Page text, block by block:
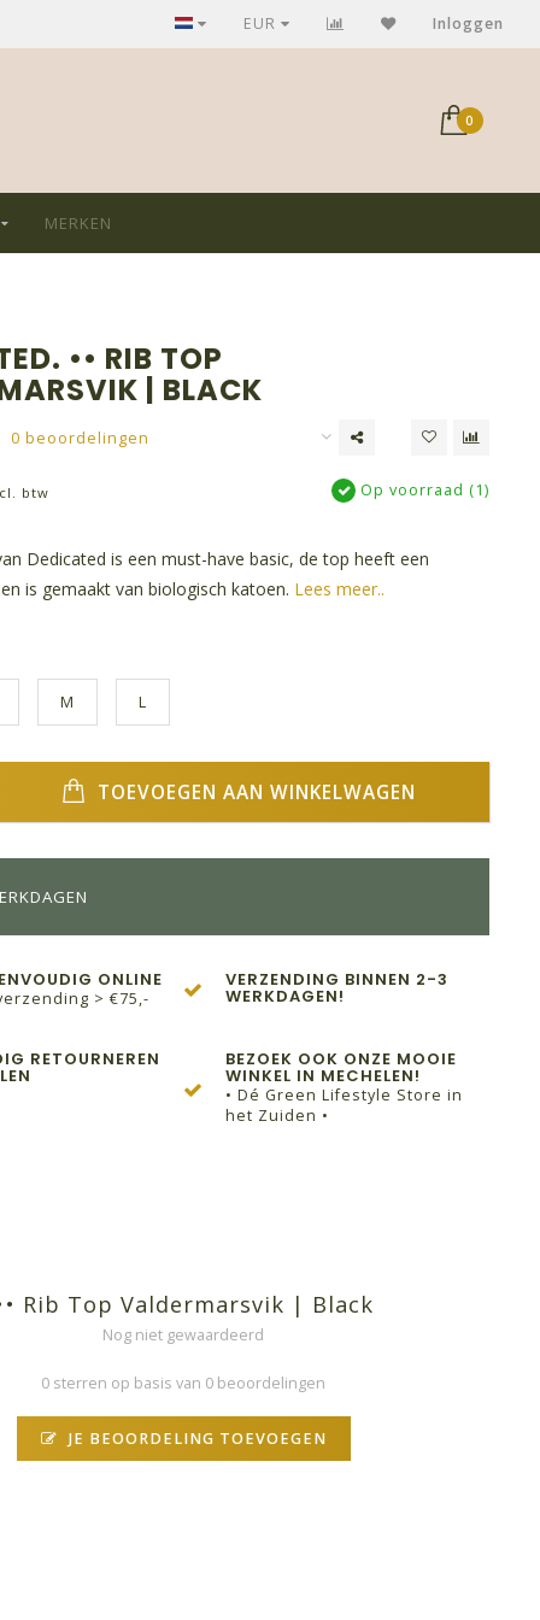
GRATIS verzending bij aankoop > €75,-
EUR Inloggen
0
MERKEN
•• RIB TOP
| BLACK
0 beoordelingen
btw Op voorraad (1)
Dedicated is een must-have basic, de top heeft een
is gemaakt van biologisch katoen. Lees meer..
M L
TOEVOEGEN AAN WINKELWAGEN
ONLINE
> €75,-
VERZENDING BINNEN 2-3
WERKDAGEN!
RETOURNEREN BEZOEK OOK ONZE MOOIE
WINKEL IN MECHELEN!
• Dé Green Lifestyle Store in
het Zuiden •
Rib Top Valdermarsvik | Black
Nog niet gewaardeerd
0 sterren op basis van 0 beoordelingen
JE BEOORDELING TOEVOEGEN